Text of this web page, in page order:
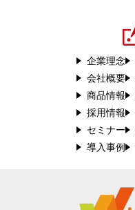
企業理念
会社概要
商品情報
採用情報
セミナー
導入事例